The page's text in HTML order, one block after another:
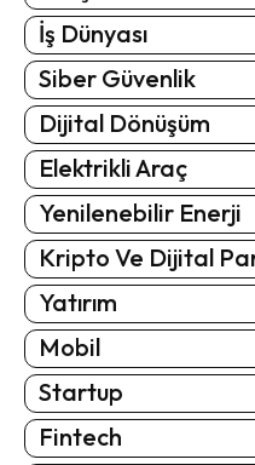
İş Dünyası
Siber Güvenlik
Dijital Dönüşüm
Elektrikli Araç
Yenilenebilir Enerji
Kripto Ve Dijital
Yatırım
Mobil
Startup
Fintech